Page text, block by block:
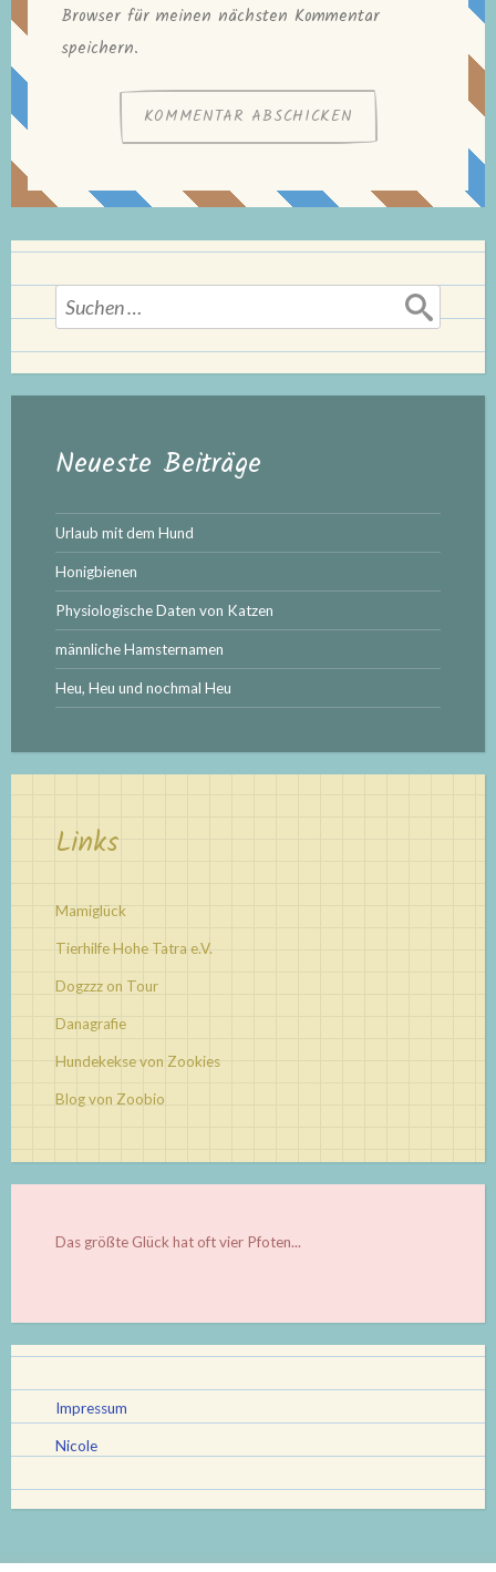
Browser für meinen nächsten Kommentar
speichern.
Suchen
nach:
Neueste Beiträge
Urlaub mit dem Hund
Honigbienen
Physiologische Daten von Katzen
männliche Hamsternamen
Heu, Heu und nochmal Heu
Links
Mamiglück
Tierhilfe Hohe Tatra e.V.
Dogzzz on Tour
Danagrafie
Hundekekse von Zookies
Blog von Zoobio
Das größte Glück hat oft vier Pfoten...
Impressum
Nicole